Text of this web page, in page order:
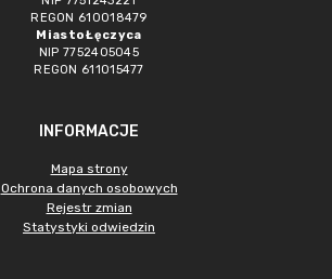
REGON 610018479
Miasto Łęczyca
NIP 7752405045
REGON 611015477
INFORMACJE
Mapa strony
Ochrona danych osobowych
Rejestr zmian
Statystyki odwiedzin